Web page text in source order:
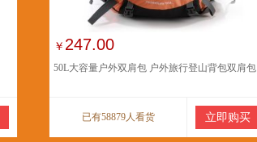
￥ 247.00
50L大容量户外双肩包 户外旅行登山背包双肩包
已有58879人看货 立即购买